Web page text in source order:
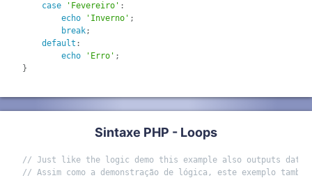
case
'Fevereiro' :
echo
'Inverno' ;
break;
default :
echo
'Erro' ;
}
Sintaxe PHP - Loops
// Just like the logic demo this example also outputs
// Assim como a demonstração de lógica, este exemplo